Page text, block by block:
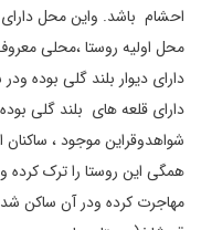
احشام باشد. واین محل
محل اولیه روستا ،محلی
دارای دیوار بلند گلی بوده
دارای قلعه های بلند گلی
شواهدوقراین موجود ، ساکنان
همگی این روستا را ترک کرده
مهاجرت کرده ودر آن ساکن